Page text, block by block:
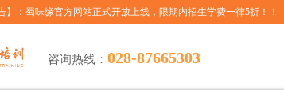
】：蜀味缘官方网站正式开放上线，限期内招生学费一律5折！！
咨询热线： 028-87665303